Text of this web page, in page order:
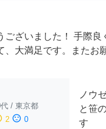
ございました！ 手際良
、大満足です。またお
/ 東京都
2 sentiment_dissatisfied 0
ノウ
と笹
す